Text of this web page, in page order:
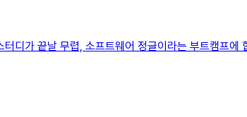
디가 끝날 무렵, 소프트웨어 정글이라는 부트캠프